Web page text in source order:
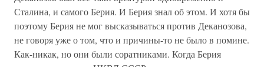
Сталина, и самого Берия. И Берия знал об этом. И хотя бы
поэтому Берия не мог высказываться против Деканозова,
не говоря уже о том, что и причины-то не было в помине.
Как-никак, но они были соратниками. Когда Берия